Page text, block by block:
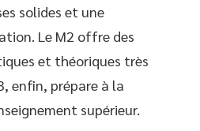
solides et une
Le M2 offre des
et théoriques très
enfin, prépare à la
supérieur.